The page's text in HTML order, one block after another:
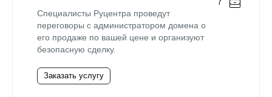
Специалисты Руцентра проведут
переговоры с администратором домена о
его продаже по вашей цене и организуют
безопасную сделку.
Заказать услугу